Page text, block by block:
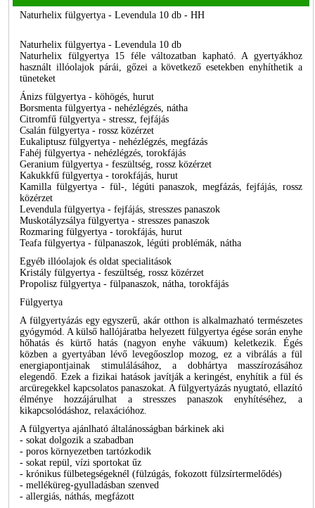
Naturhelix fülgyertya - Levendula 10 db - HH
Naturhelix fülgyertya - Levendula 10 db
Naturhelix fülgyertya 15 féle változatban kapható. A gyertyákhoz
használt illóolajok párái, gőzei a következő esetekben enyhíthetik a
tüneteket
Ánizs fülgyertya - köhögés, hurut
Borsmenta fülgyertya - nehézlégzés, nátha
Citromfű fülgyertya - stressz, fejfájás
Csalán fülgyertya - rossz közérzet
Eukaliptusz fülgyertya - nehézlégzés, megfázás
Fahéj fülgyertya - nehézlégzés, torokfájás
Geranium fülgyertya - feszültség, rossz közérzet
Kakukkfű fülgyertya - torokfájás, hurut
Kamilla fülgyertya - fül-, légúti panaszok, megfázás, fejfájás, rossz
közérzet
Levendula fülgyertya - fejfájás, stresszes panaszok
Muskotályzsálya fülgyertya - stresszes panaszok
Rozmaring fülgyertya - torokfájás, hurut
Teafa fülgyertya - fülpanaszok, légúti problémák, nátha
Egyéb illóolajok és oldat specialitások
Kristály fülgyertya - feszültség, rossz közérzet
Propolisz fülgyertya - fülpanaszok, nátha, torokfájás
Fülgyertya
A fülgyertyázás egy egyszerű, akár otthon is alkalmazható természetes
gyógymód. A külső hallójáratba helyezett fülgyertya égése során enyhe
hőhatás és kürtő hatás (nagyon enyhe vákuum) keletkezik. Égés
közben a gyertyában lévő levegőoszlop mozog, ez a vibrálás a fül
energiapontjainak stimulálásához, a dobhártya masszírozásához
elegendő. Ezek a fizikai hatások javítják a keringést, enyhítik a fül és
arcüregekkel kapcsolatos panaszokat. A fülgyertyázás nyugtató, ellazító
élménye hozzájárulhat a stresszes panaszok enyhítéséhez, a
kikapcsolódáshoz, relaxációhoz.
A fülgyertya ajánlható általánosságban bárkinek aki
- sokat dolgozik a szabadban
- poros környezetben tartózkodik
- sokat repül, vízi sportokat űz
- krónikus fülbetegségeknél (fülzúgás, fokozott fülzsírtermelődés)
- melléküreg-gyulladásban szenved
- allergiás, náthás, megfázott